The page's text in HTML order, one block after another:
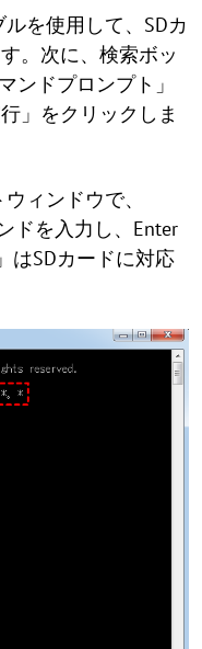
を使用して、SDカ
。次に、検索ボッ
ンドプロンプト」
」をクリックしま
ィンドウで、
ドを入力し、Enter
はSDカードに対応